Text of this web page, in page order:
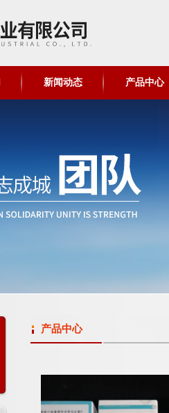
新闻动态 产品中心
产品中心